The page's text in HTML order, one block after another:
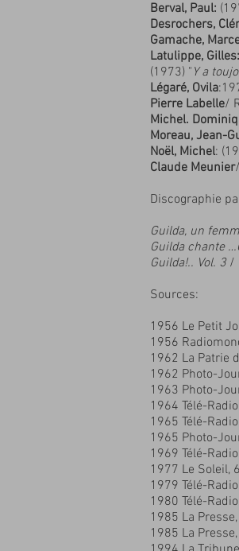
Berval, Paul:
Desrochers,
Gamache,
Latulippe, Gilles:
(1973) " Y a
Légaré, Ovila
Pierre Labelle/
Michel.
Moreau, Jean-
Noël, Michel:
Claude Meunier/
Discographie
Guilda, un
Guilda chante
Guilda!.. Vol. 3 /
Sources:
1956 Le Petit
1956
1962 La Patrie
1962 Photo-
1963 Photo-
1964 Télé-
1965 Télé-
1965 Photo-
1969 Télé-
1977 Le Soleil,
1979 Télé-
1980 Télé-
1985 La
1985 La